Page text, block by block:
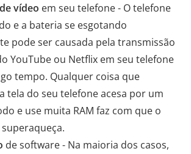
vídeo em seu telefone - O telefone
e a bateria se esgotando
pode ser causada pela transmissão
YouTube ou Netflix em seu telefone
tempo. Qualquer coisa que
tela do seu telefone acesa por um
e use muita RAM faz com que o
de software - Na maioria dos casos,